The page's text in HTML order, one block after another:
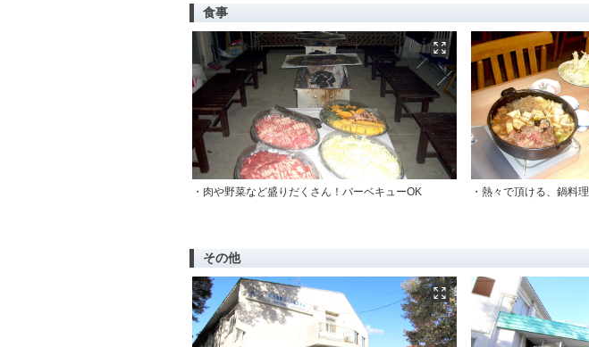
食事
・肉や野菜など盛りだくさん！バーベキューOK ・熱々で頂ける、鍋料
その他